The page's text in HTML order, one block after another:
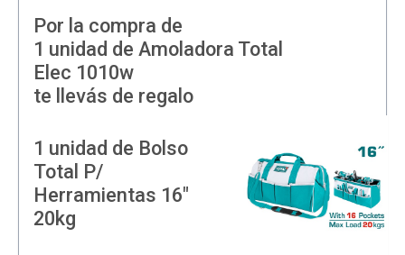
Por la compra de
1 unidad de Amoladora Total
Elec 1010w
te llevás de regalo
1 unidad de Bolso
Total P/
Herramientas 16"
20kg